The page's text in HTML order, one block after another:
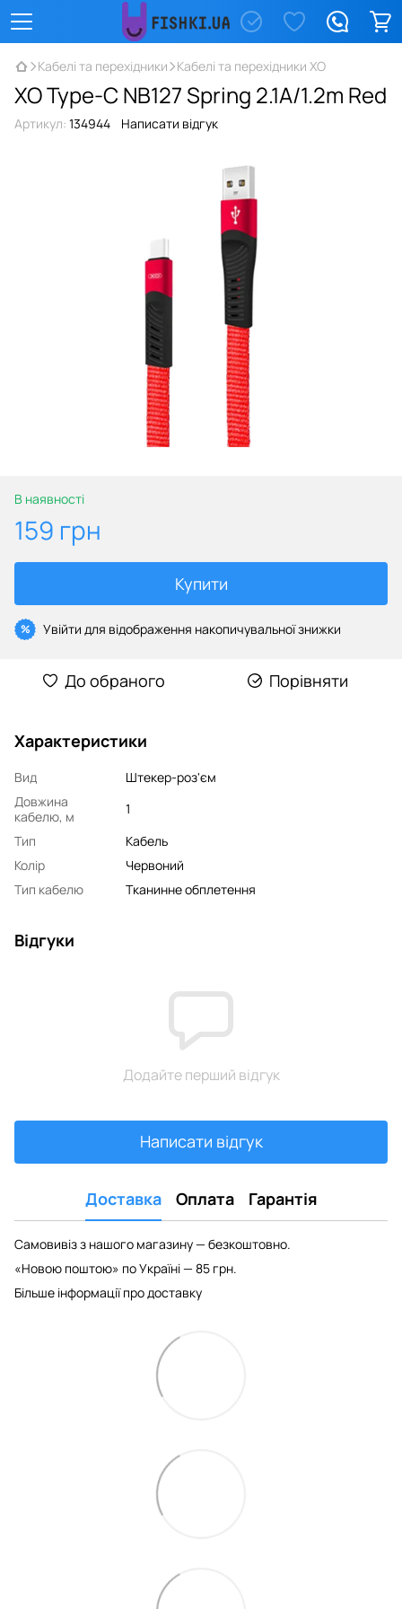
Кабелі та перехідники Кабелі та перехідники XO
XO Type-C NB127 Spring 2.1A/1.2m Red
Артикул: 134944 Написати відгук
В наявності
159 грн
Купити
% Увійти для відображення накопичувальної знижки
До обраного Порівняти
Характеристики
Вид
Штекер-роз'єм
Довжина
кабелю, м
1
Тип
Кабель
Колір
Червоний
Тип кабелю
Тканинне обплетення
Відгуки
Додайте перший відгук
Написати відгук
Доставка Оплата Гарантія
Самовивіз з нашого магазину — безкоштовно.
«Новою поштою» по Україні — 85 грн.
Більше інформації про доставку